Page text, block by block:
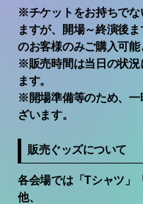
※チケットをお持ちでな
ますが、開場～終演後
のお客様のみご購入可能
※販売時間は当日の状況
ます。
※開場準備等のため、一
ざいます。
販売ぐッズについて
各会場では「Tシャツ」
他、